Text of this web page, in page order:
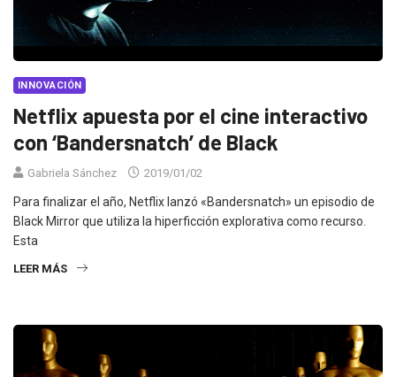
INNOVACIÓN
Netflix apuesta por el cine interactivo
con ‘Bandersnatch’ de Black
Gabriela Sánchez 2019/01/02
Para finalizar el año, Netflix lanzó «Bandersnatch» un episodio de
Black Mirror que utiliza la hiperficción explorativa como recurso.
Esta
LEER MÁS